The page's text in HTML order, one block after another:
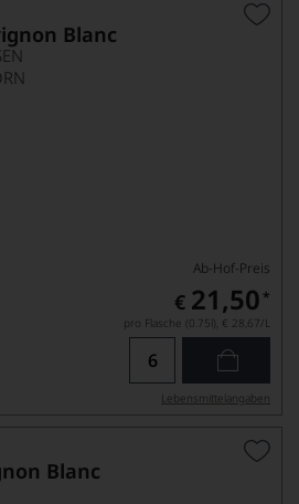
Blanc
Ab-Hof-Preis
€ 21,50 *
pro Flasche (0.75l), € 28,67/L
Lebensmittel­angaben
Blanc